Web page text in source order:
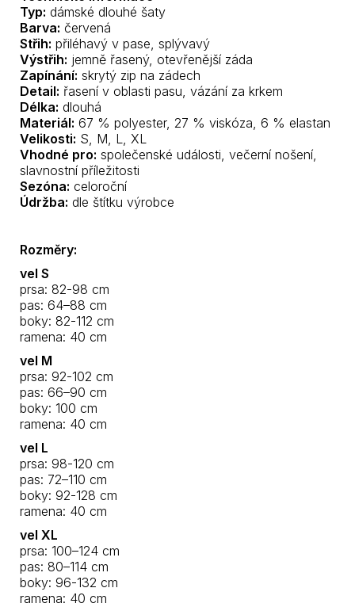
Typ: dámské dlouhé šaty
Barva: červená
Střih: přiléhavý v pase, splývavý
Výstřih: jemně řasený, otevřenější záda
Zapínání: skrytý zip na zádech
Detail: řasení v oblasti pasu, vázání za krkem
Délka: dlouhá
Materiál: 67 % polyester, 27 % viskóza, 6 % elastan
Velikosti: S, M, L, XL
Vhodné pro: společenské události, večerní nošení,
slavnostní příležitosti
Sezóna: celoroční
Údržba: dle štítku výrobce
Rozměry:
vel S
prsa: 82-98 cm
pas: 64–88 cm
boky: 82-112 cm
ramena: 40 cm
vel M
prsa: 92-102 cm
pas: 66–90 cm
boky: 100 cm
ramena: 40 cm
vel L
prsa: 98-120 cm
pas: 72–110 cm
boky: 92-128 cm
ramena: 40 cm
vel XL
prsa: 100–124 cm
pas: 80–114 cm
boky: 96-132 cm
ramena: 40 cm